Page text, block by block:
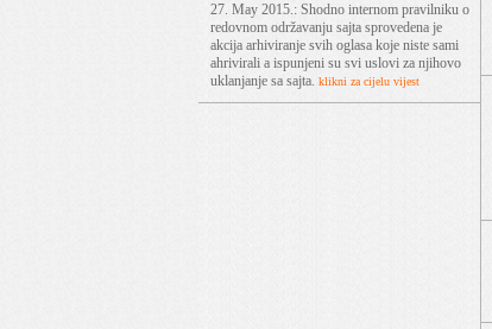
27. May 2015.: Shodno internom pravilniku o
redovnom održavanju sajta sprovedena je
akcija arhiviranje svih oglasa koje niste sami
ahrivirali a ispunjeni su svi uslovi za njihovo
uklanjanje sa sajta. klikni za cijelu vijest